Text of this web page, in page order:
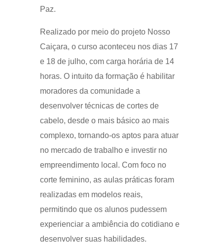
Paz.
Realizado por meio do projeto Nosso
Caiçara, o curso aconteceu nos dias 17
e 18 de julho, com carga horária de 14
horas. O intuito da formação é habilitar
moradores da comunidade a
desenvolver técnicas de cortes de
cabelo, desde o mais básico ao mais
complexo, tornando-os aptos para atuar
no mercado de trabalho e investir no
empreendimento local. Com foco no
corte feminino, as aulas práticas foram
realizadas em modelos reais,
permitindo que os alunos pudessem
experienciar a ambiência do cotidiano e
desenvolver suas habilidades.